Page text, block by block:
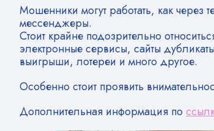
Мошенники могут работать, как через
мессенджеры.
Стоит крайне подозрительно
электронные сервисы, сайты
выигрыши, лотереи и много другое.
Особенно стоит проявить
Дополнительная информация по